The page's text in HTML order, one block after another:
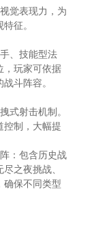
觉表现力，为
征。
、技能型法
，玩家可依据
斗阵容。
式射击机制。
控制，大幅提
：包含历史战
之夜挑战、
确保不同类型